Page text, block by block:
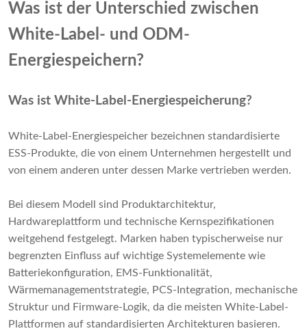
Was ist der Unterschied zwischen
White-Label- und ODM-
Energiespeichern?
Was ist White-Label-Energiespeicherung?
White-Label-Energiespeicher bezeichnen standardisierte
ESS-Produkte, die von einem Unternehmen hergestellt und
von einem anderen unter dessen Marke vertrieben werden.
Bei diesem Modell sind Produktarchitektur,
Hardwareplattform und technische Kernspezifikationen
weitgehend festgelegt. Marken haben typischerweise nur
begrenzten Einfluss auf wichtige Systemelemente wie
Batteriekonfiguration, EMS-Funktionalität,
Wärmemanagementstrategie, PCS-Integration, mechanische
Struktur und Firmware-Logik, da die meisten White-Label-
Plattformen auf standardisierten Architekturen basieren.